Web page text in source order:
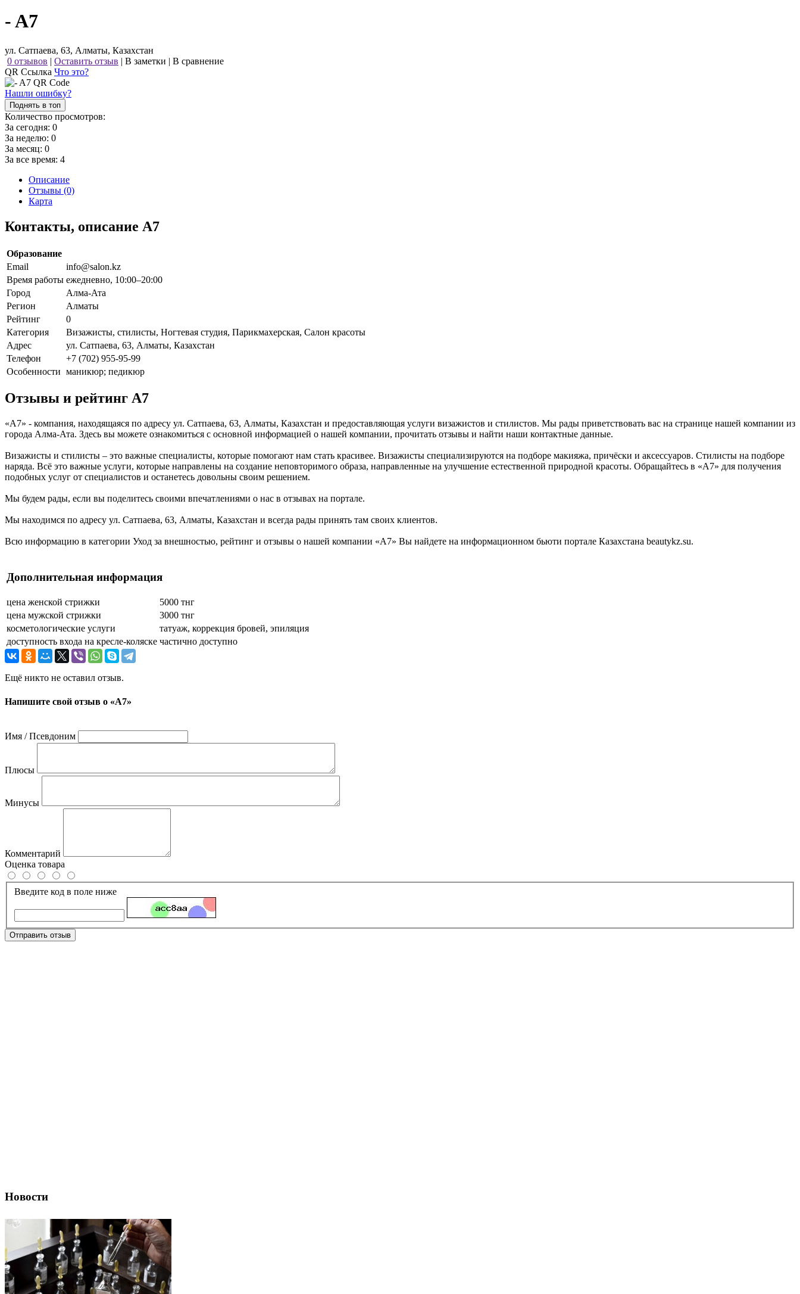
- A7
ул. Сатпаева, 63, Алматы, Казахстан
0 отзывов | Оставить отзыв | В заметки | В сравнение
QR Ссылка Что это?
Нашли ошибку?
Поднять в топ
Количество просмотров:
За сегодня: 0
За неделю: 0
За месяц: 0
За все время: 4
Описание
Отзывы (0)
Карта
Контакты, описание A7
Образование
Email
info@salon.kz
Время работы ежедневно, 10:00–20:00
Город
Алма-Ата
Регион
Алматы
Рейтинг
0
Категория
Визажисты, стилисты, Ногтевая студия, Парикмахерская, Салон красоты
Адрес
ул. Сатпаева, 63, Алматы, Казахстан
Телефон
+7 (702) 955-95-99
Особенности маникюр; педикюр
Отзывы и рейтинг A7
«A7» - компания, находящаяся по адресу ул. Сатпаева, 63, Алматы, Казахстан и предоставляющая услуги визажистов и стилистов. Мы рады приветствовать вас на странице нашей компании из
города Алма-Ата. Здесь вы можете ознакомиться с основной информацией о нашей компании, прочитать отзывы и найти наши контактные данные.
Визажисты и стилисты – это важные специалисты, которые помогают нам стать красивее. Визажисты специализируются на подборе макияжа, причёски и аксессуаров. Стилисты на подборе
наряда. Всё это важные услуги, которые направлены на создание неповторимого образа, направленные на улучшение естественной природной красоты. Обращайтесь в «A7» для получения
подобных услуг от специалистов и останетесь довольны своим решением.
Мы будем рады, если вы поделитесь своими впечатлениями о нас в отзывах на портале.
Мы находимся по адресу ул. Сатпаева, 63, Алматы, Казахстан и всегда рады принять там своих клиентов.
Всю информацию в категории Уход за внешностью, рейтинг и отзывы о нашей компании «A7» Вы найдете на информационном бьюти портале Казахстана beautykz.su.
Дополнительная информация
цена женской стрижки
5000 тнг
цена мужской стрижки
3000 тнг
косметологические услуги
татуаж, коррекция бровей, эпиляция
доступность входа на кресле-коляске частично доступно
Ещё никто не оставил отзыв.
Напишите свой отзыв о «A7»
Имя / Псевдоним
Плюсы
Минусы
Комментарий
Оценка товара
Введите код в поле ниже
Отправить отзыв
Новости